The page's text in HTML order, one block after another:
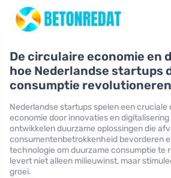
De circulaire economie en
hoe Nederlandse startups
consumptie revolutioneren
Nederlandse startups spelen een cruciale
economie door innovaties en digitalisering
ontwikkelen duurzame oplossingen die
consumentenbetrokkenheid bevorderen
technologie om duurzame consumptie te
levert niet alleen milieuwinst, maar
groei.